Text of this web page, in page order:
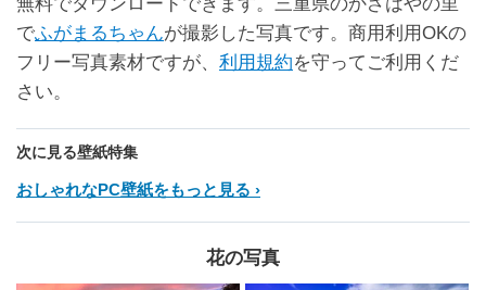
無料でダウンロードできます。三重県のかざはやの里
でふがまるちゃんが撮影した写真です。商用利用OKの
フリー写真素材ですが、 利用規約を守ってご利用くだ
さい。
次に見る壁紙特集
おしゃれなPC壁紙をもっと見る
花の写真